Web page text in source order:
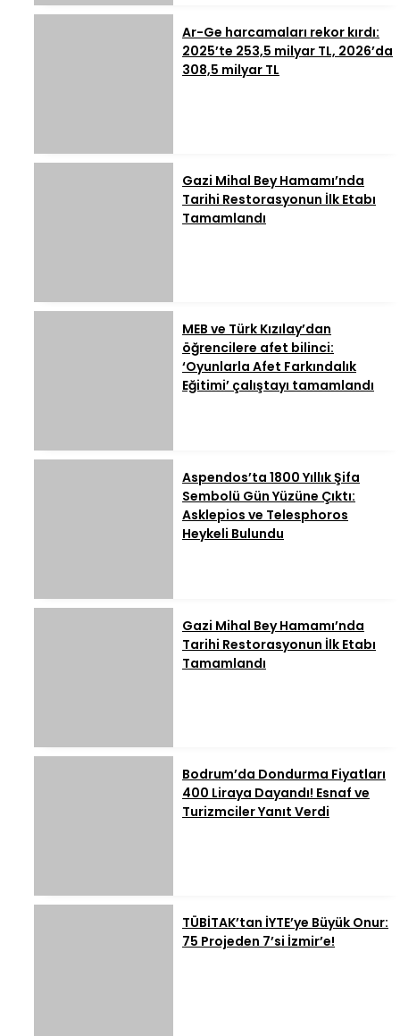
Ar-Ge harcamaları rekor kırdı:
2025’te 253,5 milyar TL, 2026’da
308,5 milyar TL
Gazi Mihal Bey Hamamı’nda
Tarihi Restorasyonun İlk Etabı
Tamamlandı
MEB ve Türk Kızılay’dan
öğrencilere afet bilinci:
‘Oyunlarla Afet Farkındalık
Eğitimi’ çalıştayı tamamlandı
Aspendos’ta 1800 Yıllık Şifa
Sembolü Gün Yüzüne Çıktı:
Asklepios ve Telesphoros
Heykeli Bulundu
Gazi Mihal Bey Hamamı’nda
Tarihi Restorasyonun İlk Etabı
Tamamlandı
Bodrum’da Dondurma Fiyatları
400 Liraya Dayandı! Esnaf ve
Turizmciler Yanıt Verdi
TÜBİTAK’tan İYTE’ye Büyük Onur:
75 Projeden 7’si İzmir’e!